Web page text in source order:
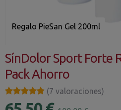
Regalo PieSan Gel 200ml
SínDolor Sport Forte
Pack Ahorro
★★★★★
★★★★★ (7 valoraciones)